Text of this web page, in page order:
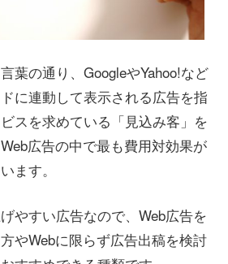
葉の通り、GoogleやYahoo!など
に連動して表示される広告を指
スを求めている「見込み客」を
広告の中で最も費用対効果が
ます。
やすい広告なので、Web広告を
やWebに限らず広告出稿を検討